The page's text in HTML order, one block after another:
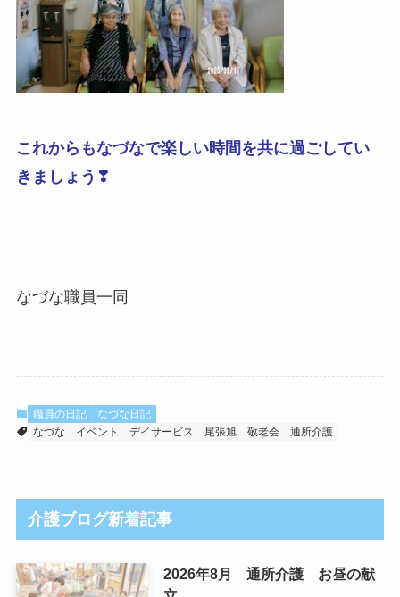
これからもなづなで楽しい時間を共に過ごしてい
きましょう❣
なづな職員一同
職員の日記
なづな日記
なづな
イベント デイサービス 尾張旭 敬老会 通所介護
介護ブログ新着記事
2026年8月 通所介護 お昼の献